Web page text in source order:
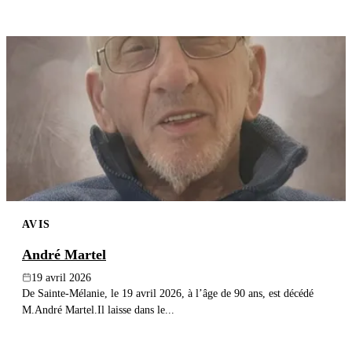
AVIS
André Martel
19 avril 2026
De Sainte-Mélanie, le 19 avril 2026, à l’âge de 90 ans, est décédé
M.André Martel.Il laisse dans le...